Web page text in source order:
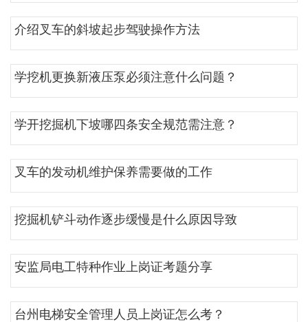
介绍叉车的斜坡起步驾驶操作方法
学挖机更换新液压泵必须注意什么问题？
学开挖掘机下坡哪四条安全规范需注意？
叉车的发动机维护保养需要做的工作
挖掘机铲斗动作逐步缓慢是什么原因导致
安监局电工特种作业上岗证考题分享
台州电梯安全管理人员上岗证怎么考？